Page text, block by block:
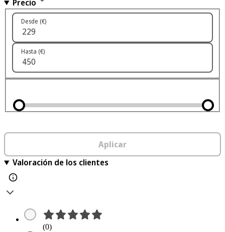
Precio
Desde (€)
Hasta (€)
Aplicar
Valoración de los clientes
(0)